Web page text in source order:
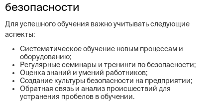
безопасности
Для успешного обучения важно учитывать следующие
аспекты:
Систематическое обучение новым процессам и
оборудованию;
Регулярные семинары и тренинги по безопасности;
Оценка знаний и умений работников;
Создание культуры безопасности на предприятии;
Обратная связь и анализ происшествий для
устранения пробелов в обучении.